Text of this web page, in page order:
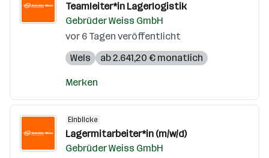
Teamleiter*in Lagerlogistik
Gebrüder Weiss GmbH
vor 6 Tagen veröffentlicht
Wels
ab 2.641,20 € monatlich
Merken
Einblicke
Lagermitarbeiter*in (m/w/d)
Gebrüder Weiss GmbH